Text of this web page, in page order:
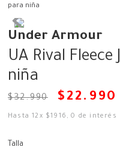
para niña
Under Armour
UA Rival
niña
$32.990 $ 22. 990
Hasta12 x $1916 ,0 de interés
Talla